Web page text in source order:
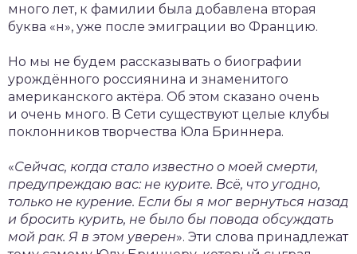
много лет, к фамилии была добавлена вторая
буква «н», уже после эмиграции во Францию.
Но мы не будем рассказывать о биографии
урождённого россиянина и знаменитого
американского актёра. Об этом сказано очень
и очень много. В Сети существуют целые клубы
поклонников творчества Юла Бриннера.
«Сейчас, когда стало известно о моей смерти,
предупреждаю вас: не курите. Всё, что угодно,
только не курение. Если бы я мог вернуться назад
и бросить курить, не было бы повода обсуждать
мой рак. Я в этом уверен». Эти слова принадлежат